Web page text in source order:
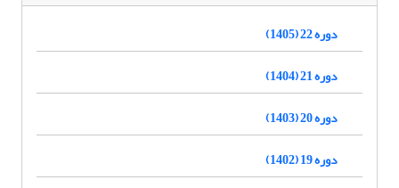
دوره 22 (1405)
دوره 21 (1404)
دوره 20 (1403)
دوره 19 (1402)